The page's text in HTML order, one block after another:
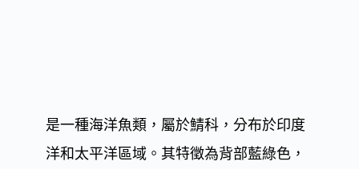
是一種海洋魚類，屬於鯖科，分布於印度
洋和太平洋區域。其特徵為背部藍綠色，